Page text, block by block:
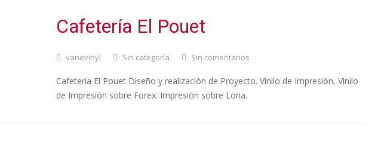
Cafetería El Pouet
vanevinyl Sin categoría Sin comentarios
Cafetería El Pouet Diseño y realización de Proyecto. Vinilo de Impresión, Vinilo
de Impresión sobre Forex. Impresión sobre Lona.